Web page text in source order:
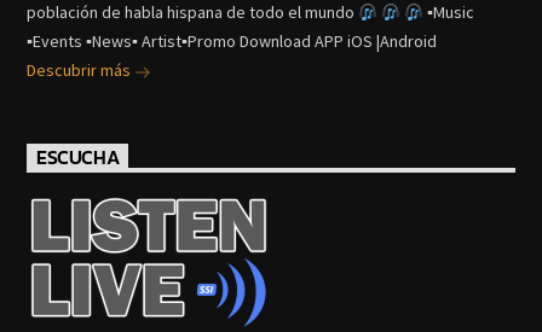
población de habla hispana de todo el mundo
▪Music
▪Events ▪News▪ Artist▪Promo Download APP iOS |Android
Descubrir más
ESCUCHA